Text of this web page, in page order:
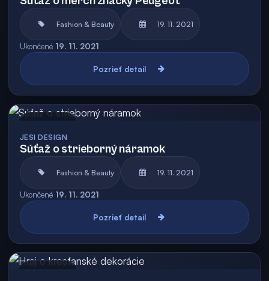
Fashion & Beauty 19. 11. 2021
Ukončené 19. 11. 2021
Pozrieť detail
JESI DESIGN
Súťaž o strieborný náramok
Fashion & Beauty 19. 11. 2021
Ukončené 19. 11. 2021
Pozrieť detail